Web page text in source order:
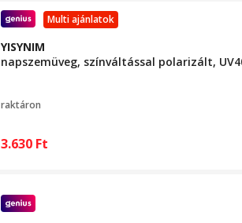
Multi ajánlatok
YISYNIM
napszemüveg, színváltással polarizált,
raktáron
3.630 Ft